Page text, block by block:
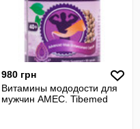
980 грн
Витамины мододости для
мужчин AMEC. Tibemed